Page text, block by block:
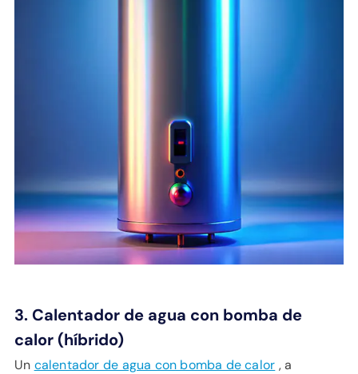
3. Calentador de agua con bomba de
calor (híbrido)
Un calentador de agua con bomba de calor , a